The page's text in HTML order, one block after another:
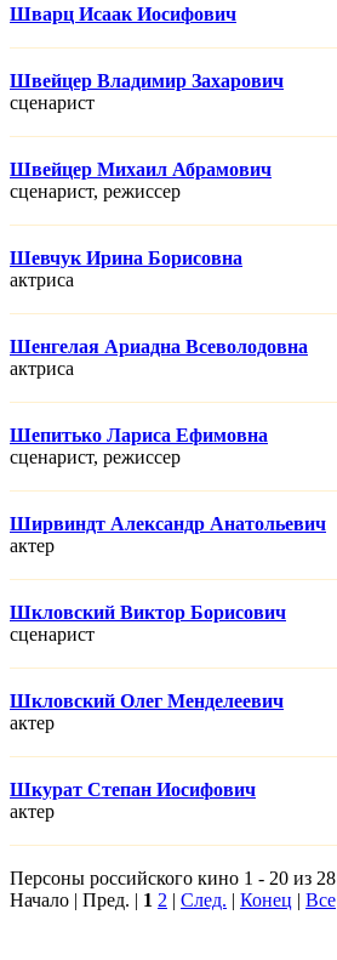
Шварц Исаак Иосифович
Швейцер Владимир Захарович
сценарист
Швейцер Михаил Абрамович
сценарист, режисcер
Шевчук Ирина Борисовна
актриса
Шенгелая Ариадна Всеволодовна
актриса
Шепитько Лариса Ефимовна
сценарист, режисcер
Ширвиндт Александр Анатольевич
актер
Шкловский Виктор Борисович
сценарист
Шкловский Олег Менделеевич
актер
Шкурат Степан Иосифович
актер
Персоны российского кино 1 - 20 из 28
Начало | Пред. | 1 2 | След. | Конец | Все